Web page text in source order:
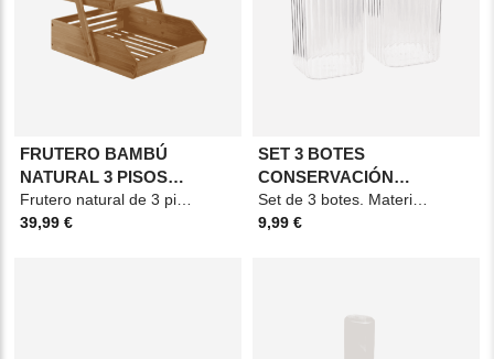
FRUTERO BAMBÚ
NATURAL 3 PISOS
30X33X41
39,99 €
SET 3 BOTES
CONSERVACIÓN
STREAKS
9,99 €